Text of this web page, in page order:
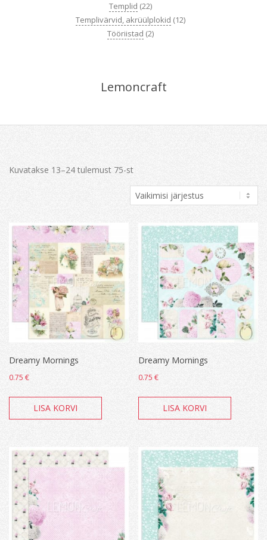
Templid (22)
Templivärvid, akrüülplokid (12)
Tööriistad (2)
Lemoncraft
Kuvatakse 13–24 tulemust 75-st
Dreamy Mornings
0.75 €
LISA KORVI
Dreamy Mornings
0.75€
LISA KORVI